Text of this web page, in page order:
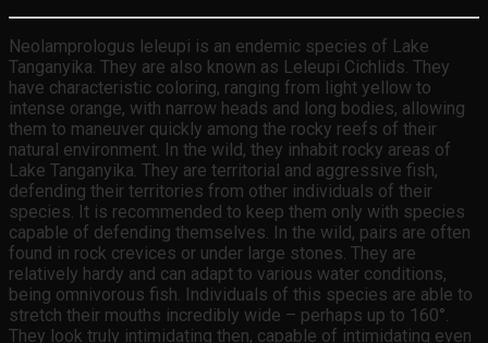
Neolamprologus leleupi is an endemic species of Lake
Tanganyika. They are also known as Leleupi Cichlids. They
have characteristic coloring, ranging from light yellow to
intense orange, with narrow heads and long bodies, allowing
them to maneuver quickly among the rocky reefs of their
natural environment. In the wild, they inhabit rocky areas of
Lake Tanganyika. They are territorial and aggressive fish,
defending their territories from other individuals of their
species. It is recommended to keep them only with species
capable of defending themselves. In the wild, pairs are often
found in rock crevices or under large stones. They are
relatively hardy and can adapt to various water conditions,
being omnivorous fish. Individuals of this species are able to
stretch their mouths incredibly wide – perhaps up to 160°.
They look truly intimidating then, capable of intimidating even